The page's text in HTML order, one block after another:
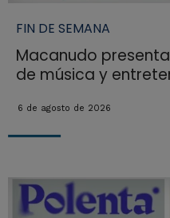
FIN DE SEMANA
Macanudo
de música y
6 de agosto de 2026